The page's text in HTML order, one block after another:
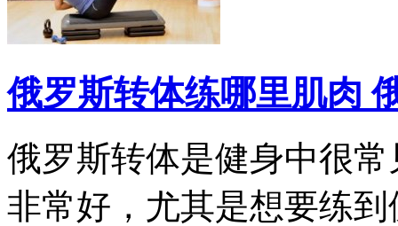
俄罗斯转体练哪里肌肉
俄罗斯转体是健身中很
非常好，尤其是想要练